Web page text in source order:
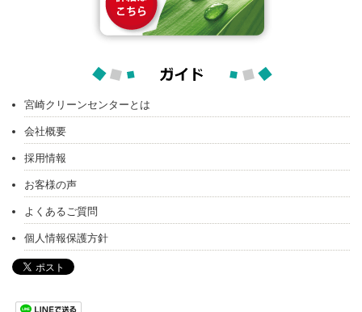
宮崎クリーンセンターとは
会社概要
採用情報
お客様の声
よくあるご質問
個人情報保護方針